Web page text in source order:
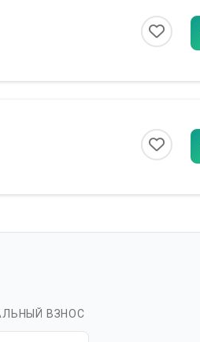
ВЗНОС